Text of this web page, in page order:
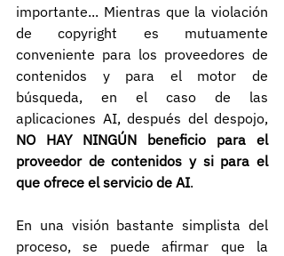
importante... Mientras que la violación
de copyright es mutuamente
conveniente para los proveedores de
contenidos y para el motor de
búsqueda, en el caso de las
NO HAY NINGÚN beneficio para el
proveedor de contenidos y si para el
que ofrece el servicio de AI.
En una visión bastante simplista del
proceso, se puede afirmar que la